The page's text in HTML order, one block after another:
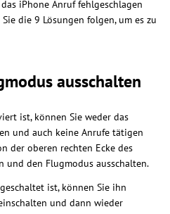
iPhone Anruf fehlgeschlagen
die 9 Lösungen folgen, um es zu
ausschalten
ist, können Sie weder das
und auch keine Anrufe tätigen
der oberen rechten Ecke des
und den Flugmodus ausschalten.
ist, können Sie ihn
und dann wieder